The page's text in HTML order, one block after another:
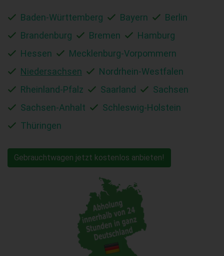
Baden-Württemberg Bayern
Berlin
Brandenburg
Bremen
Hamburg
Hessen
Mecklenburg-Vorpommern
Niedersachsen
Nordrhein-Westfalen
Rheinland-Pfalz
Saarland
Sachsen
Sachsen-Anhalt
Schleswig-Holstein
Thüringen
Gebrauchtwagen jetzt kostenlos anbieten!